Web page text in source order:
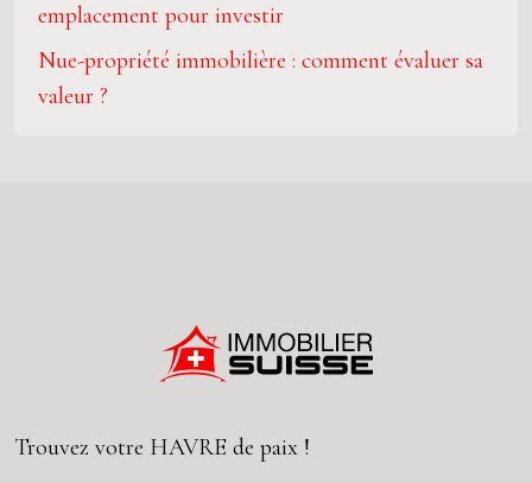
emplacement pour investir
Nue-propriété immobilière : comment évaluer sa
valeur ?
Trouvez votre HAVRE de paix !